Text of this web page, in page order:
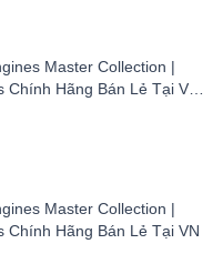
Master Collection |
Hãng Bán Lẻ Tại VN -
Master Collection |
Chính Hãng Bán Lẻ Tại VN